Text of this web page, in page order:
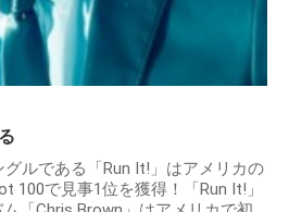
ルである「Run It!」はアメリカの
100で見事1位を獲得！「Run It!」